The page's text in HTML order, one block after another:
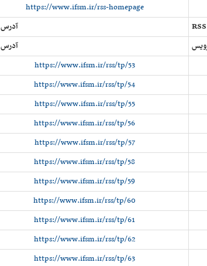
https://www.ifsm.ir/rss-homepage
آدرس RSS
آدرس RSS
https://www.ifsm.ir/rss/tp/53
https://www.ifsm.ir/rss/tp/54
https://www.ifsm.ir/rss/tp/55
https://www.ifsm.ir/rss/tp/56
https://www.ifsm.ir/rss/tp/57
https://www.ifsm.ir/rss/tp/58
https://www.ifsm.ir/rss/tp/59
https://www.ifsm.ir/rss/tp/60
https://www.ifsm.ir/rss/tp/61
https://www.ifsm.ir/rss/tp/62
https://www.ifsm.ir/rss/tp/63